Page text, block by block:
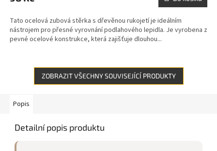
Tato ocelová zubová stěrka s dřevěnou rukojetí je ideálním
nástrojem pro přesné vyrovnání podlahového lepidla. Je vyrobena z
pevné ocelové konstrukce, která zajišťuje dlouhou...
ZOBRAZIT VŠECHNY SOUVISEJÍCÍ PRODUKTY
Popis
Detailní popis produktu